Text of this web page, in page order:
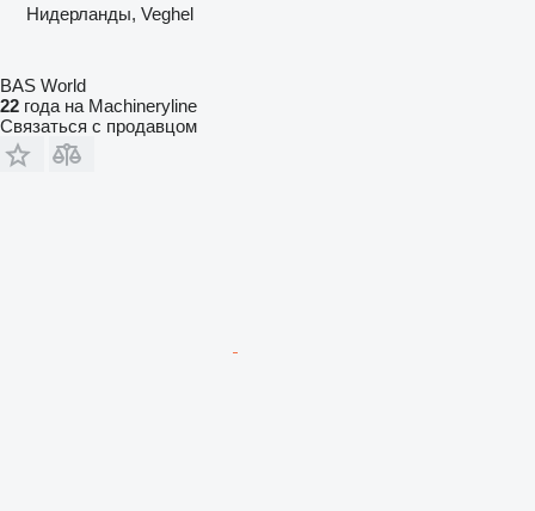
Нидерланды, Veghel
BAS World
22 года на Machineryline
Связаться с продавцом